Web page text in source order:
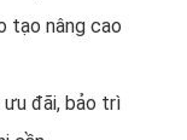
tạo nâng cao
ưu đãi, bảo trì